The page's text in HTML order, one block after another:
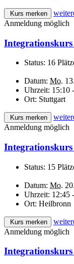
Kurs merken
Anmeldung möglich
Status: 16
Datum: Mo.
Uhrzeit: 15:10
Ort: Stuttgart
Kurs merken
Anmeldung möglich
Status: 15
Datum: Mo.
Uhrzeit: 12:45
Ort: Heilbronn
Kurs merken
Anmeldung möglich